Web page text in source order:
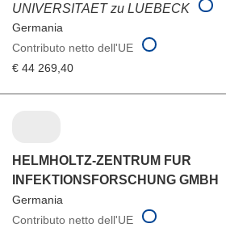
UNIVERSITAET zu LUEBECK
Germania
Contributo netto dell'UE
€ 44 269,40
HELMHOLTZ-ZENTRUM FUR
INFEKTIONSFORSCHUNG GMBH
Germania
Contributo netto dell'UE